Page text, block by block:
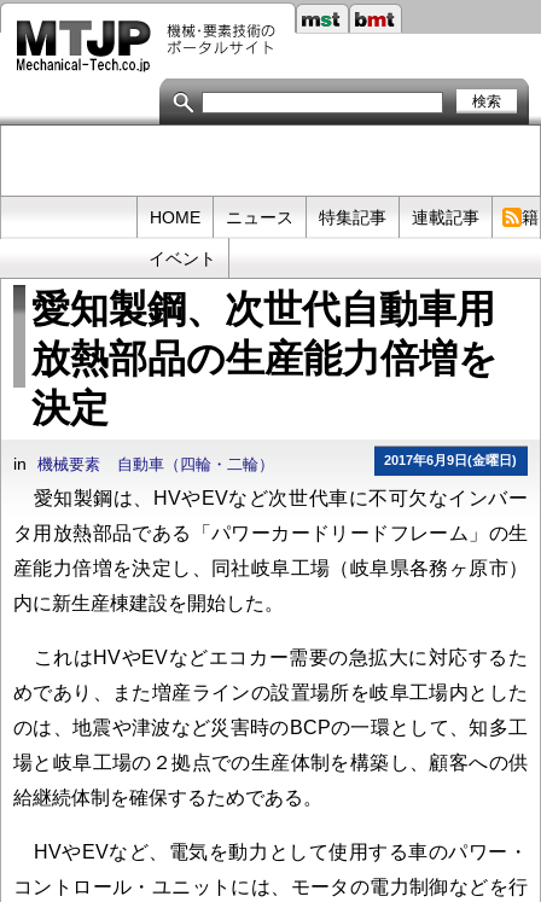
メ
イ
テ
HOME ニュース 特集記事 連載記事 書
イベント
愛知製鋼、次世代自動車用
放熱部品の生産能力倍増を
決定
2017年6月9日(金曜日)
in 機械要素 自動車（四輪・二輪）
愛知製鋼は、HVやEVなど次世代車に不可欠なインバー
タ用放熱部品である「パワーカードリードフレーム」の生
産能力倍増を決定し、同社岐阜工場（岐阜県各務ヶ原市）
内に新生産棟建設を開始した。
これはHVやEVなどエコカー需要の急拡大に対応するた
めであり、また増産ラインの設置場所を岐阜工場内とした
のは、地震や津波など災害時のBCPの一環として、知多工
場と岐阜工場の２拠点での生産体制を構築し、顧客への供
給継続体制を確保するためである。
HVやEVなど、電気を動力として使用する車のパワー・
コントロール・ユニットには、モータの電力制御などを行